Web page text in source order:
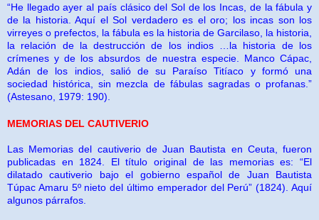
“He llegado ayer al país clásico del Sol de los Incas, de la fábula y
de la historia. Aquí el Sol verdadero es el oro; los incas son los
virreyes o prefectos, la fábula es la historia de Garcilaso, la historia,
la relación de la destrucción de los indios …la historia de los
crímenes y de los absurdos de nuestra especie. Manco Cápac,
Adán de los indios, salió de su Paraíso Titíaco y formó una
sociedad histórica, sin mezcla de fábulas sagradas o profanas.”
(Astesano, 1979: 190).
MEMORIAS DEL CAUTIVERIO
Las Memorias del cautiverio de Juan Bautista en Ceuta, fueron
publicadas en 1824. El título original de las memorias es: “El
dilatado cautiverio bajo el gobierno español de Juan Bautista
Túpac Amaru 5º nieto del último emperador del Perú” (1824). Aquí
algunos párrafos.